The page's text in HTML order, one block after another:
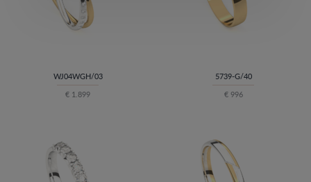
WJ04WGH/03
€ 1.899
5739-G/40
€ 996